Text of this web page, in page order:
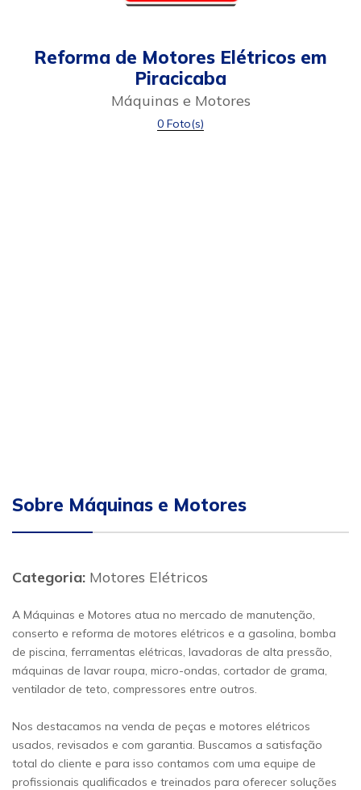
Reforma de Motores Elétricos em
Piracicaba
Máquinas e Motores
0 Foto(s)
Sobre Máquinas e Motores
Categoria: Motores Elétricos
A Máquinas e Motores atua no mercado de manutenção,
conserto e reforma de motores elétricos e a gasolina, bomba
de piscina, ferramentas elétricas, lavadoras de alta pressão,
máquinas de lavar roupa, micro-ondas, cortador de grama,
ventilador de teto, compressores entre outros.
Nos destacamos na venda de peças e motores elétricos
usados, revisados e com garantia. Buscamos a satisfação
total do cliente e para isso contamos com uma equipe de
profissionais qualificados e treinados para oferecer soluções